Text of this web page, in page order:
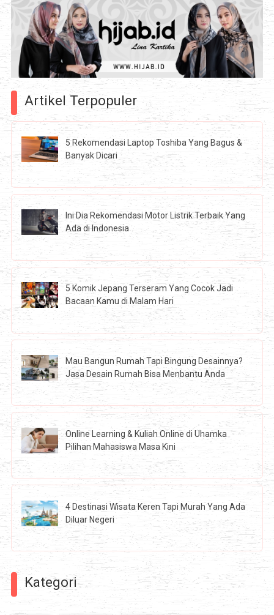
Artikel Terpopuler
5 Rekomendasi Laptop Toshiba Yang Bagus &
Banyak Dicari
Ini Dia Rekomendasi Motor Listrik Terbaik Yang
Ada di Indonesia
5 Komik Jepang Terseram Yang Cocok Jadi
Bacaan Kamu di Malam Hari
Mau Bangun Rumah Tapi Bingung Desainnya?
Jasa Desain Rumah Bisa Menbantu Anda
Online Learning & Kuliah Online di Uhamka
Pilihan Mahasiswa Masa Kini
4 Destinasi Wisata Keren Tapi Murah Yang Ada
Diluar Negeri
Kategori